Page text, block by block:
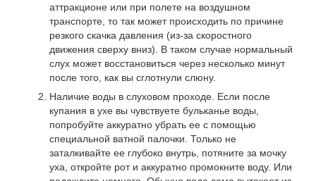
аттракционе или при полете на воздушном
транспорте, то так может происходить по причине
резкого скачка давления (из-за скоростного
движения сверху вниз). В таком случае нормальный
слух может восстановиться через несколько минут
после того, как вы сглотнули слюну.
Наличие воды в слуховом проходе. Если после
купания в ухе вы чувствуете бульканье воды,
попробуйте аккуратно убрать ее с помощью
специальной ватной палочки. Только не
заталкивайте ее глубоко внутрь, потяните за мочку
уха, откройте рот и аккуратно промокните воду. Или